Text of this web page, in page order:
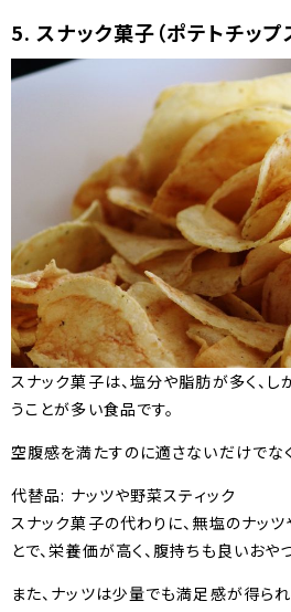
5. スナック菓子（ポテトチップ
スナック菓子は、塩分や脂肪が多く、
うことが多い食品です。
空腹感を満たすのに適さないだけでなく
代替品: ナッツや野菜スティック
スナック菓子の代わりに、無塩のナッ
とで、栄養価が高く、腹持ちも良いおや
また、ナッツは少量でも満足感が得られ